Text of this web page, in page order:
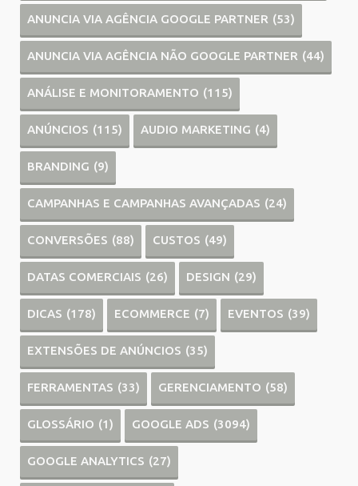
ANUNCIA VIA AGÊNCIA GOOGLE PARTNER (53)
ANUNCIA VIA AGÊNCIA NÃO GOOGLE PARTNER (44)
ANÁLISE E MONITORAMENTO (115)
ANÚNCIOS (115) AUDIO MARKETING (4)
BRANDING (9)
CAMPANHAS E CAMPANHAS AVANÇADAS (24)
CONVERSÕES (88) CUSTOS (49)
DATAS COMERCIAIS (26) DESIGN (29)
DICAS (178) ECOMMERCE (7) EVENTOS (39)
EXTENSÕES DE ANÚNCIOS (35)
FERRAMENTAS (33) GERENCIAMENTO (58)
GLOSSÁRIO (1) GOOGLE ADS (3094)
GOOGLE ANALYTICS (27)